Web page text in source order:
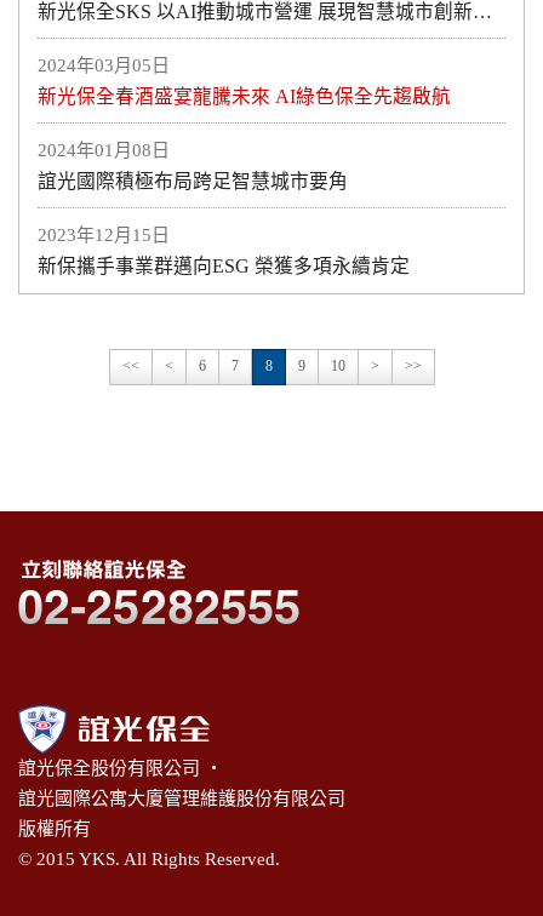
新光保全SKS 以AI推動城市營運 展現智慧城市創新科技應用
2024年03月05日
新光保全春酒盛宴龍騰未來 AI綠色保全先趨啟航
2024年01月08日
誼光國際積極布局跨足智慧城市要角
2023年12月15日
新保攜手事業群邁向ESG 榮獲多項永續肯定
<< < 6 7 8 9 10 > >>
誼光保全股份有限公司 ‧
誼光國際公寓大廈管理維護股份有限公司
版權所有
© 2015 YKS. All Rights Reserved.